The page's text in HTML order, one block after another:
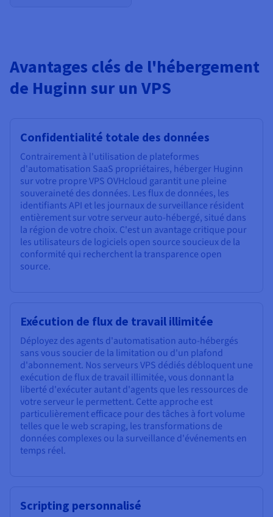
Avantages clés de l'hébergement
de Huginn sur un VPS
Confidentialité totale des données
Contrairement à l'utilisation de plateformes
d'automatisation SaaS propriétaires, héberger Huginn
sur votre propre VPS OVHcloud garantit une pleine
souveraineté des données. Les flux de données, les
identifiants API et les journaux de surveillance résident
entièrement sur votre serveur auto-hébergé, situé dans
la région de votre choix. C'est un avantage critique pour
les utilisateurs de logiciels open source soucieux de la
conformité qui recherchent la transparence open
source.
Exécution de flux de travail illimitée
Déployez des agents d'automatisation auto-hébergés
sans vous soucier de la limitation ou d'un plafond
d'abonnement. Nos serveurs VPS dédiés débloquent une
exécution de flux de travail illimitée, vous donnant la
liberté d'exécuter autant d'agents que les ressources de
votre serveur le permettent. Cette approche est
particulièrement efficace pour des tâches à fort volume
telles que le web scraping, les transformations de
données complexes ou la surveillance d'événements en
temps réel.
Scripting personnalisé